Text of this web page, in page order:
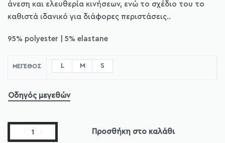
άνεση και ελευθερία κινήσεων, ενώ το σχέδιο του το
καθιστά ιδανικό για διάφορες περιστάσεις..
95% polyester | 5% elastane
ΜΈΓΕΘΟΣ L M S
Οδηγός μεγεθών
Προσθήκη στο καλάθι